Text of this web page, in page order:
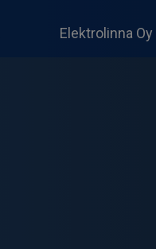
Elektrolinna Oy